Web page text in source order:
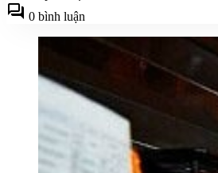
forum 0 bình luận